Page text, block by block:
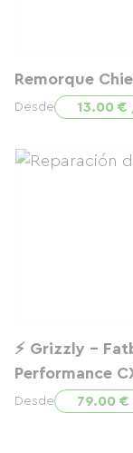
Remorque
Desde 13.00 €
⚡ Grizzly –
Performance
Desde 79.00